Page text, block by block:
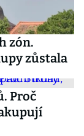
zón.
zůstala
Proč